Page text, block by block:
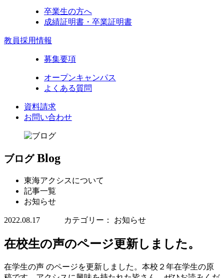
卒業生の方へ
成績証明書・卒業証明書
教員採用情報
募集要項
オープンキャンパス
よくある質問
資料請求
お問い合わせ
ブログ Blog
東海アクシスについて
記事一覧
お知らせ
2022.08.17 カテゴリー： お知らせ
在校生の声のページ更新しました。
在学生の声 のページを更新しました。本校２年在学生の原